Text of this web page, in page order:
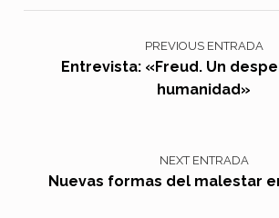
Navegación de entradas
PREVIOUS ENTRADA
Entrevista: «Freud. Un
humanidad»
NEXT ENTRADA
Nuevas formas del malestar